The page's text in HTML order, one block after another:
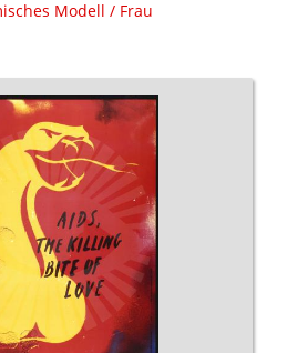
Modell / Frau